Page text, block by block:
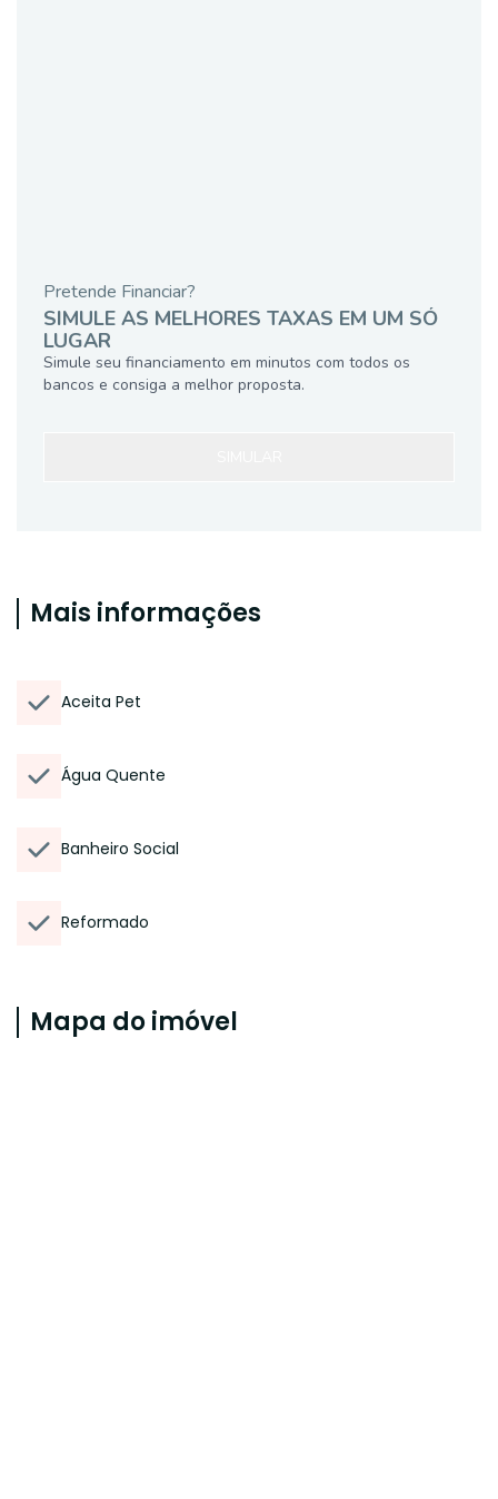
Pretende Financiar?
SIMULE AS MELHORES TAXAS EM UM SÓ
LUGAR
Simule seu financiamento em minutos com todos os
bancos e consiga a melhor proposta.
Mais informações
Aceita Pet
Água Quente
Banheiro Social
Reformado
Mapa do imóvel